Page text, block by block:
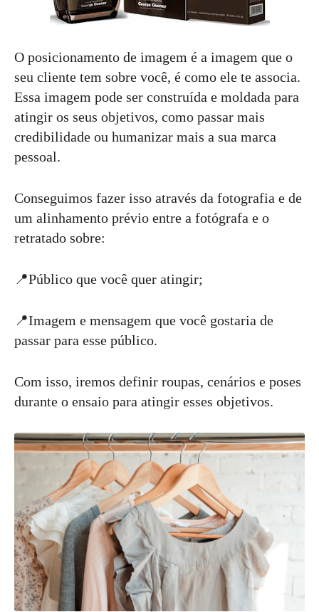
O posicionamento de imagem é a imagem que o
seu cliente tem sobre você, é como ele te associa.
Essa imagem pode ser construída e moldada para
atingir os seus objetivos, como passar mais
credibilidade ou humanizar mais a sua marca
pessoal.
Conseguimos fazer isso através da fotografia e de
um alinhamento prévio entre a fotógrafa e o
retratado sobre:
📍Público que você quer atingir;
📍Imagem e mensagem que você gostaria de
passar para esse público.
Com isso, iremos definir roupas, cenários e poses
durante o ensaio para atingir esses objetivos.